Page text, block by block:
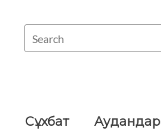
Сұхбат Аудандар